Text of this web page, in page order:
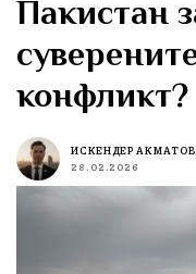
Пакистан
конфликт?
ИСКЕНДЕР АКМАТОВ
28.02.2026